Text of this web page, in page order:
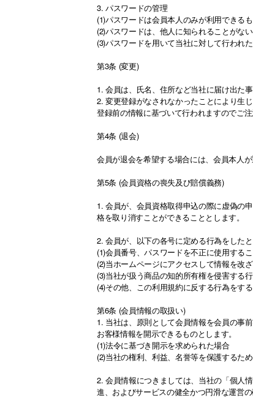
3. パスワードの管理
(1)パスワードは会員本人のみが利用できる
(2)パスワードは、他人に知られることがな
(3)パスワードを用いて当社に対して行われ
第3条 (変更)
1. 会員は、氏名、住所など当社に届け出た
2. 変更登録がなされなかったことにより生
登録前の情報に基づいて行われますのでご注
第4条 (退会)
会員が退会を希望する場合には、会員本人
第5条 (会員資格の喪失及び賠償義務)
1. 会員が、会員資格取得申込の際に虚偽の
格を取り消すことができることとします。
2. 会員が、以下の各号に定める行為をした
(1)会員番号、パスワードを不正に使用する
(2)当ホームページにアクセスして情報を改
(3)当社が扱う商品の知的所有権を侵害する
(4)その他、この利用規約に反する行為をす
第6条 (会員情報の取扱い)
1. 当社は、原則として会員情報を会員の事
お客様情報を開示できるものとします。
(1)法令に基づき開示を求められた場合
(2)当社の権利、利益、名誉等を保護するた
2. 会員情報につきましては、当社の「個人
進、およびサービスの健全かつ円滑な運営